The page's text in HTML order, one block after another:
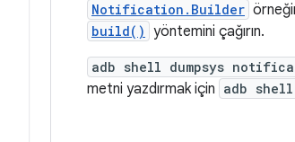
Notification.Builder
build() yöntemini çağırın.
adb shell dumpsys
metni yazdırmak için adb